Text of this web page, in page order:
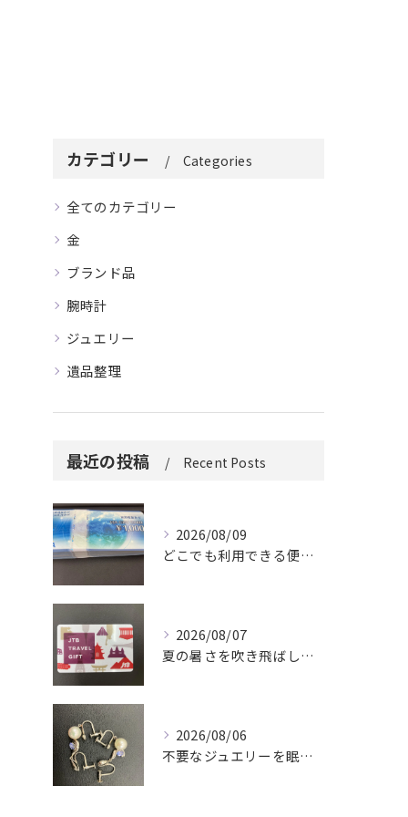
カテゴリー Categories
全てのカテゴリー
金
ブランド品
腕時計
ジュエリー
遺品整理
最近の投稿 Recent Posts
2026/08/09
どこでも利用できる便利さ。
2026/08/07
夏の暑さを吹き飛ばしに来てください。
2026/08/06
不要なジュエリーを眠らせていませんか？